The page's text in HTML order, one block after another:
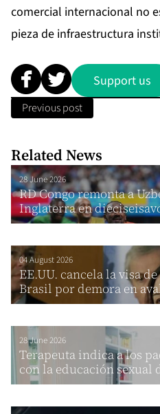
comercial internacional no
pieza de infraestructura
Support us
Previous post
Related News
28 June 2026
RD Congo remonta a
Inglaterra en
04 August 2026
EE.UU. cancela la visa
Brasil por demora en
28 June 2026
Terapeuta indica a los
con la educación sexual